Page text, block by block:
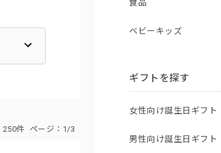
250件 ページ： 1/3
食品
ベビーキッズ
ギフトを探す
女性向け誕生日ギフト
男性向け誕生日ギフト